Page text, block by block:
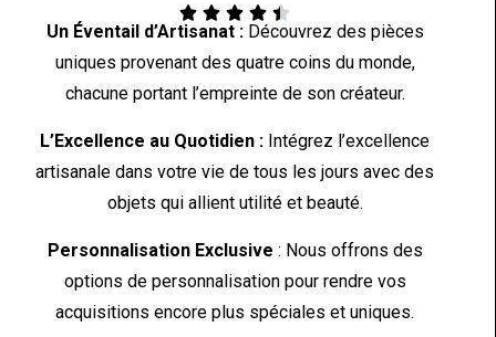
    
Un Éventail d’Artisanat :Découvrez des pièces
uniques provenant des quatre coins du monde,
chacune portant l’empreinte de son créateur.
L’Excellence au Quotidien : Intégrez l’excellence
artisanale dans votre vie de tous les jours avec des
objets qui allient utilité et beauté.
Personnalisation Exclusive : Nous offrons des
options de personnalisation pour rendre vos
acquisitions encore plus spéciales et uniques.